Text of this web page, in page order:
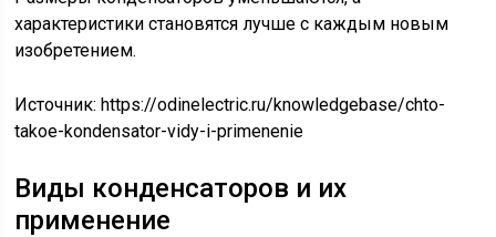
характеристики становятся лучше с каждым новым
изобретением.
Источник:https://odinelectric.ru/knowledgebase/chto-
takoe-kondensator-vidy-i-primenenie
Виды конденсаторов и их
применение